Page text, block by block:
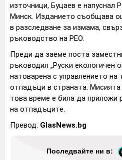
източници, Буцаев е напуснал
Минск. Изданието съобщава
в разследване за измама,
ръководство на РЕО.
Преди да заеме поста
ръководил „Руски екологичен
натоварена с управлението
отпадъци в страната. Мисията
това време е била да приложи
на отпадъците.
Превод: GlasNews.bg
Последвайте ни в: